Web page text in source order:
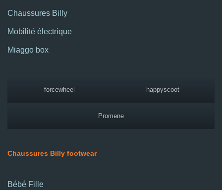
Chaussures Billy
Mobilité électrique
Miaggo box
forcewheel happyscoot
Promene
Chaussures Billy footwear
Bébé Fille